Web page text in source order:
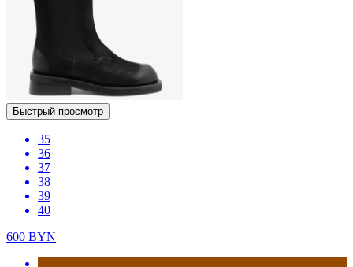
Быстрый просмотр
35
36
37
38
39
40
600 BYN